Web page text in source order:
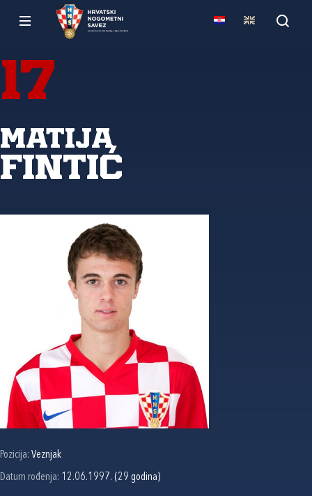
17
Matija
Fintić
Pozicija: Veznjak
Datum rođenja: 12.06.1997. (29 godina)